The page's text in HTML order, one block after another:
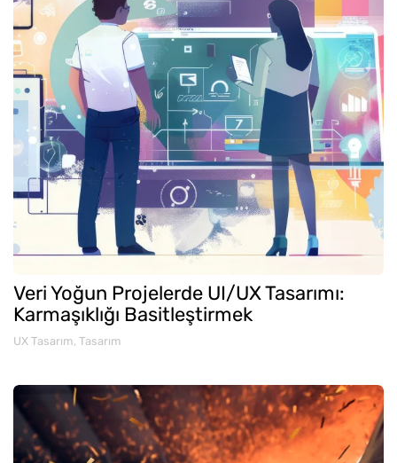
Veri Yoğun Projelerde UI/UX Tasarımı:
Karmaşıklığı Basitleştirmek
UX Tasarım, Tasarım